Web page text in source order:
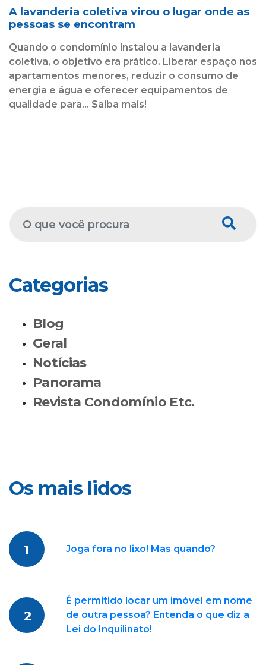
A lavanderia coletiva virou o lugar onde as
pessoas se encontram
Quando o condomínio instalou a lavanderia
coletiva, o objetivo era prático. Liberar espaço nos
apartamentos menores, reduzir o consumo de
energia e água e oferecer equipamentos de
qualidade para... Saiba mais!
Categorias
Blog
Geral
Notícias
Panorama
Revista Condomínio Etc.
Os mais lidos
1 Joga fora no lixo! Mas quando?
2
É permitido locar um imóvel em nome
de outra pessoa? Entenda o que diz a
Lei do Inquilinato!